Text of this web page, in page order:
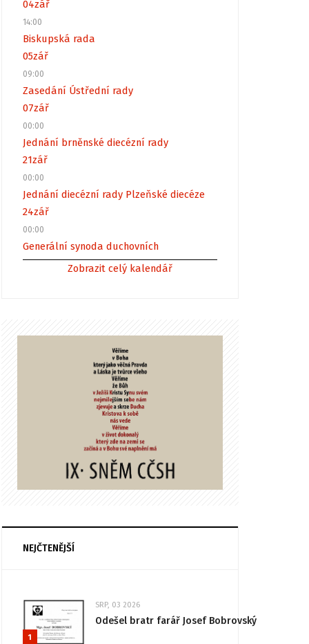
04zář
14:00
Biskupská rada
05zář
09:00
Zasedání Ústřední rady
07zář
00:00
Jednání brněnské diecézní rady
21zář
00:00
Jednání diecézní rady Plzeňské diecéze
24zář
00:00
Generální synoda duchovních
Zobrazit celý kalendář
NEJČTENĚJŠÍ
1
SRP, 03 2026
Odešel bratr farář Josef Bobrovský